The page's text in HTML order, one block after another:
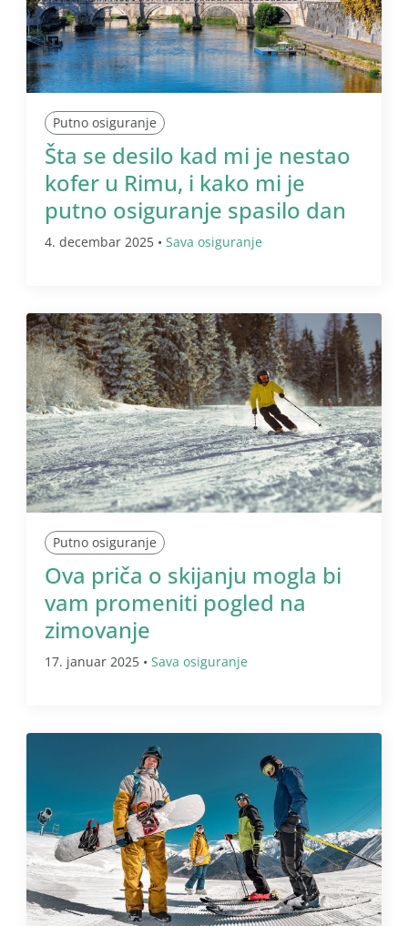
Putno osiguranje
Šta se desilo kad mi je nestao
kofer u Rimu, i kako mi je
putno osiguranje spasilo dan
4. decembar 2025 • Sava osiguranje
Putno osiguranje
Ova priča o skijanju mogla bi
vam promeniti pogled na
zimovanje
17. januar 2025 • Sava osiguranje